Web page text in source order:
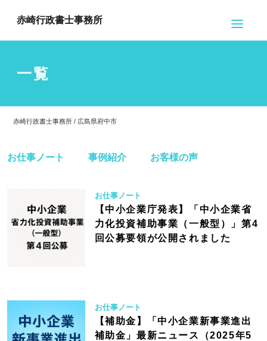
赤崎行政書士事務所
一覧
赤崎行政書士事務所 / 広島県府中市
お仕事ノート 事例紹介 お客様の声
お仕事ノート
【中小企業庁発表】「中小企業省
力化投資補助事業（一般型）」第4
回公募要領が公開されました
お仕事ノート
【補助金】「中小企業新事業進出
補助金」最新ニュース（2025年5